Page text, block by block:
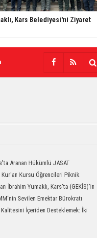
Kars Belediyesi'ni Ziyaret
Aranan Hükümlü JASAT
Yakalandı
Kur'an Kursu Öğrencileri Piknik
Yaşadı
İbrahim Yumaklı, Kars'ta (GEKİS)'in
başlattı
Sevilen Emektar Bürokratı
Yıldırım’ın Acı Günü
İçeriden Desteklemek: İki